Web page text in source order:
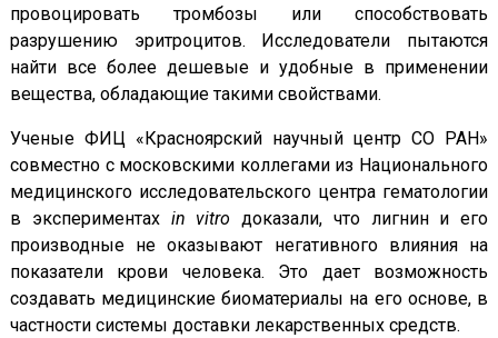
провоцировать тромбозы или способствовать
разрушению эритроцитов. Исследователи пытаются
найти все более дешевые и удобные в применении
вещества, обладающие такими свойствами.
Ученые ФИЦ «Красноярский научный центр СО РАН»
совместно с московскими коллегами из Национального
медицинского исследовательского центра гематологии
в экспериментах in vitro доказали, что лигнин и его
производные не оказывают негативного влияния на
показатели крови человека. Это дает возможность
создавать медицинские биоматериалы на его основе, в
частности системы доставки лекарственных средств.